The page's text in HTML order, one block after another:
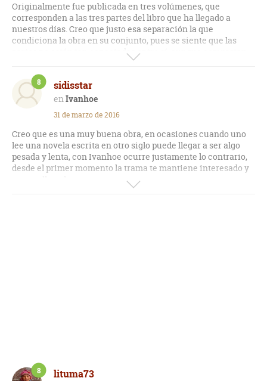
Originalmente fue publicada en tres volúmenes, que
corresponden a las tres partes del libro que ha llegado a
nuestros días. Creo que justo esa separación la que
condiciona la obra en su conjunto, pues se siente que las
partes no están tan conectadas entre sí, aunque compartan
una línea temporal y los personajes. Se me hizo una novela
más sobre episodios caballerescos, me hizo falta que tuviera
una trama más hilvanada. No conecté mucho con sus
personajes, que me parecieron un tanto acartonados. Aún
así, se deja leer y no aburre.
sidisstar
Ivanhoe
8
31 de marzo de 2016
Creo que es una muy buena obra, en ocasiones cuando uno
lee una novela escrita en otro siglo puede llegar a ser algo
pesada y lenta, con Ivanhoe ocurre justamente lo contrario,
desde el primer momento la trama te mantiene interesado y
lituma73
8